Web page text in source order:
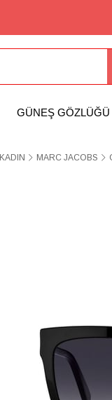
GÜNEŞ GÖZLÜĞÜ
KADIN MARC JACOBS